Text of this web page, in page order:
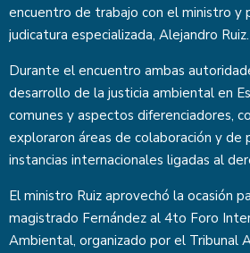
encuentro de trabajo con el ministro y
judicatura especializada, Alejandro Ruiz.
Durante el encuentro ambas
desarrollo de la justicia ambiental en
comunes y aspectos diferenciadores,
exploraron áreas de colaboración y de
instancias internacionales ligadas al
El ministro Ruiz aprovechó la ocasión
magistrado Fernández al 4to Foro
Ambiental, organizado por el Tribunal